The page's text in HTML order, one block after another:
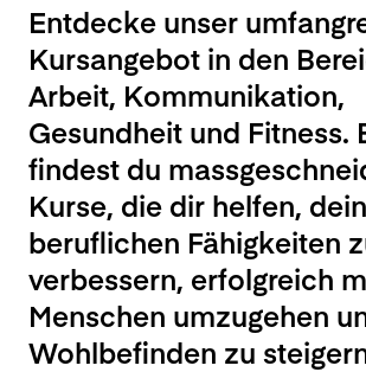
Entdecke unser
Kursangebot in den
Arbeit, Kommunikation,
Gesundheit und Fitness.
findest du
Kurse, die dir helfen,
beruflichen Fähigkeiten
verbessern, erfolgreich
Menschen umzugehen
Wohlbefinden zu